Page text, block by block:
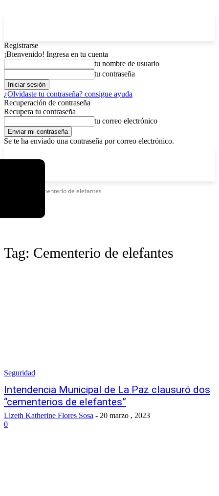
Registrarse
¡Bienvenido! Ingresa en tu cuenta
tu nombre de usuario
tu contraseña
¿Olvidaste tu contraseña? consigue ayuda
Recuperación de contraseña
Recupera tu contraseña
tu correo electrónico
Se te ha enviado una contraseña por correo electrónico.
Cementerio de elefantes
Tag: Cementerio de elefantes
Seguridad
Intendencia Municipal de La Paz clausuró dos
“cementerios de elefantes”
Lizeth Katherine Flores Sosa - 20 marzo , 2023
0